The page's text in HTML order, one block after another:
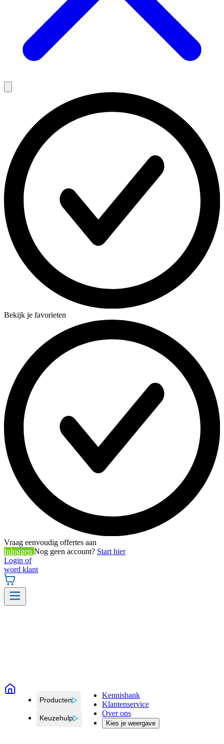
Bekijk je favorieten
Vraag eenvoudig offertes aan
Inloggen Nog geen account? Start hier
Login of
word klant
Producten
Keuzehulp
Kennisbank
Klantenservice
Over ons
Kies je weergave